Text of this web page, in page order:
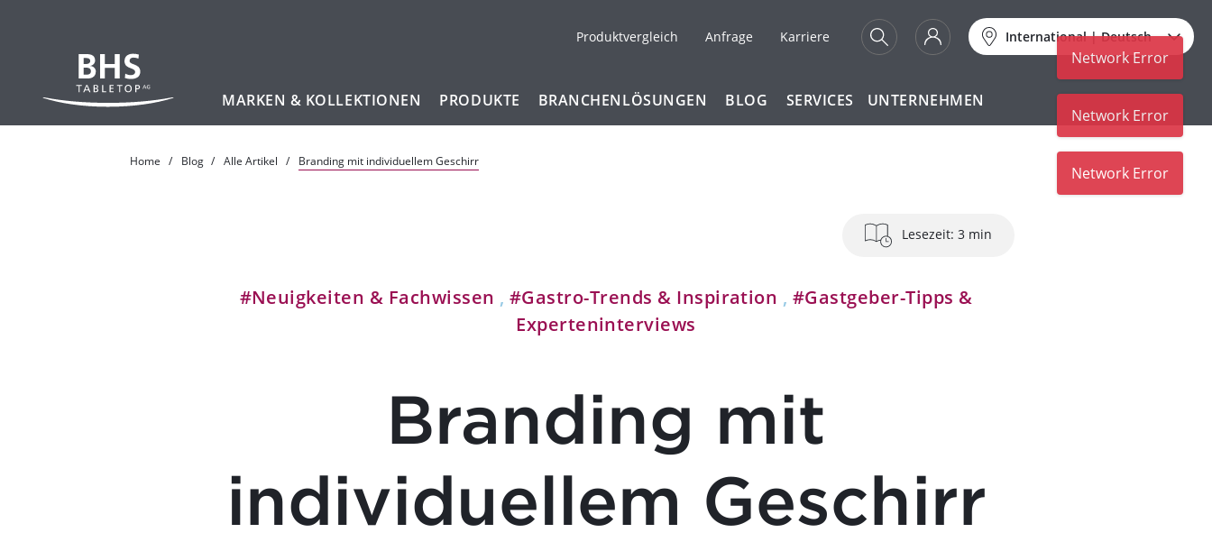
Produktvergleich Anfrage Karriere International|Deutsch
MARKEN & KOLLEKTIONEN PRODUKTE BRANCHENLÖSUNGEN BLOG SERVICES UNTERNEHMEN
Home Blog Alle Artikel Branding mit individuellem Geschirr
Lesezeit: 3 min
#Neuigkeiten & Fachwissen , #Gastro-Trends & Inspiration , #Gastgeber-Tipps &
Experteninterviews
Branding mit
individuellem Geschirr
Network Error
Network Error